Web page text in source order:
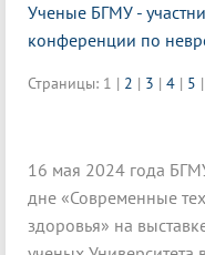
Ученые БГМУ -
конференции по
Страницы: 1 | 2 | 3 | 4 | 5 |
16 мая 2024 года
дне «Современные
здоровья» на